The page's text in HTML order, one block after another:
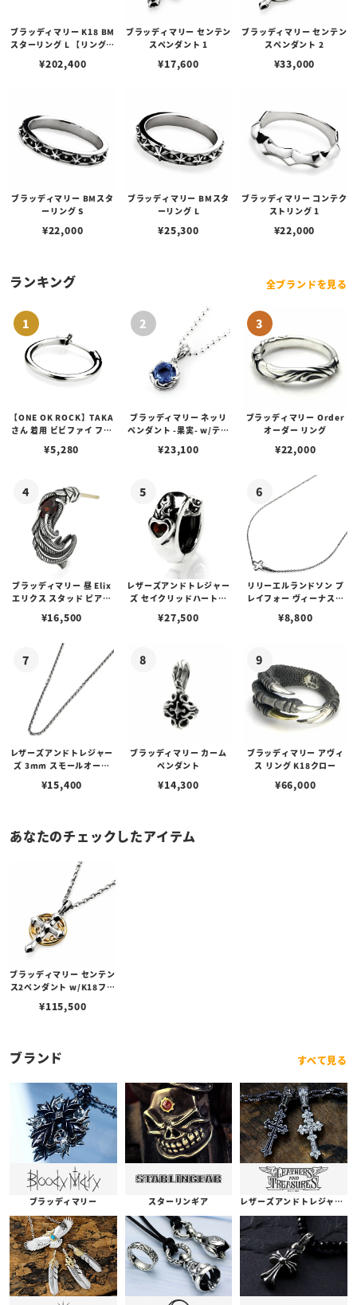
ブラッディマリー K18 BM
スターリング L 【リングサ
¥202,400
ブラッディマリー センテン
スペンダント 1
¥17,600
ブラッディマリー センテン
スペンダント 2
¥33,000
ブラッディマリー BMスタ
ーリング S
¥22,000
ブラッディマリー BMスタ
ーリング L
¥25,300
ブラッディマリー コンテク
ストリング 1
¥22,000
ランキング 全ブランドを見る
【ONE OK ROCK】TAKA
さん 着用 ビビファイ フー
¥5,280
ブラッディマリー ネッリ
ペンダント -果実- w/ティ
¥23,100
ブラッディマリー Order
オーダー リング
¥22,000
ブラッディマリー 昼 Elix
エリクス スタッド ピアス
¥16,500
レザーズアンドトレジャー
ズ セイクリッドハートピ
¥27,500
リリーエルランドソン プ
レイフォー ヴィーナスチ
¥8,800
レザーズアンドトレジャー
ズ 3mm スモールオーバ
ブスタークラスプ＆LTロ
¥15,400
ブラッディマリー カーム
ペンダント
¥14,300
ブラッディマリー アヴィ
ス リング K18クロー
¥66,000
あなたのチェックしたアイテム
ブラッディマリー センテン
ス2ペンダント w/K18フレ
¥115,500
ブランド すべて見る
ブラッディマリー スターリンギア レザーズアンドトレジャーズ